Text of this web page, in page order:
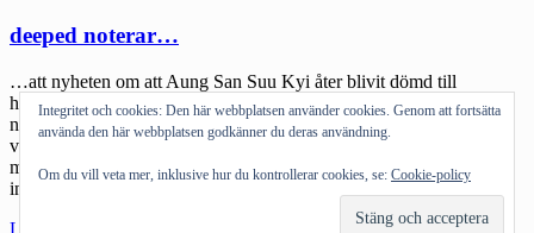
deeped noterar…
…att nyheten om att Aung San Suu Kyi åter blivit dömd till
husarrest av Burmas regering inte direkt läggs högt upp varken i
nyhetssändningar eller hos tidningarna. Integritet och frihet har lite
värde jämfört med gangsterkrig och prinsessförlovningar. Till och
med den fullkomligt fabulösa PR-bubblan Lars Kepler var mer
intressant. …att britter anser att riffet […]
Läs mer
Integritet och cookies: Den här webbplatsen använder cookies. Genom att fortsätta
använda den här webbplatsen godkänner du deras användning.
Om du vill veta mer, inklusive hur du kontrollerar cookies, se: Cookie-policy